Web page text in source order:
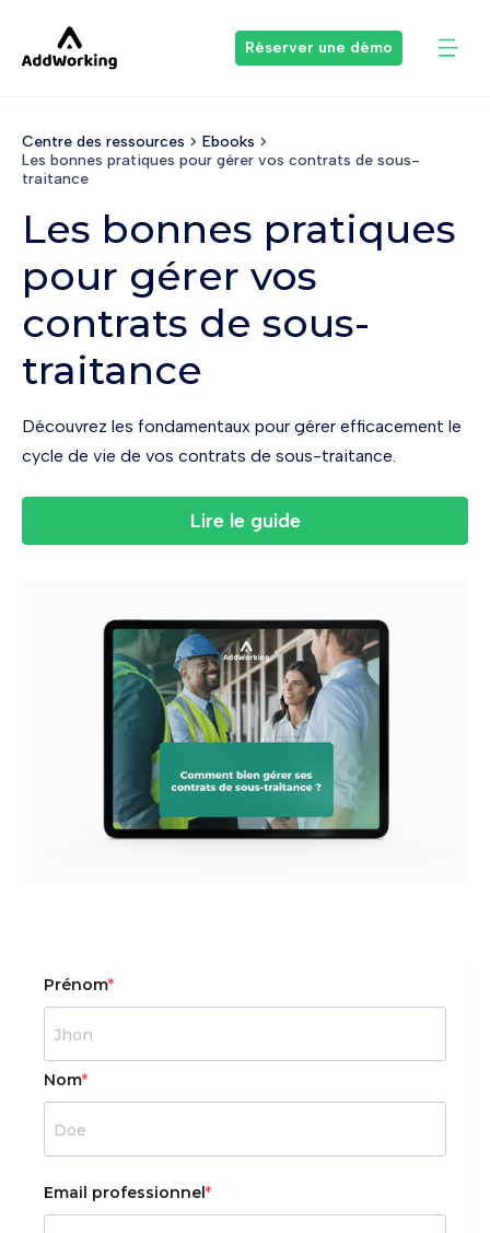
Réserver une démo
Centre des ressources
Ebooks
Les bonnes pratiques pour gérer vos contrats de sous-
traitance
Les bonnes pratiques
pour gérer vos
contrats de sous-
traitance
Découvrez les fondamentaux pour gérer efficacement le
cycle de vie de vos contrats de sous-traitance.
Lire le guide
Prénom
Nom
Email professionnel